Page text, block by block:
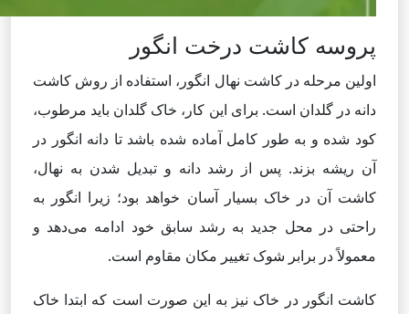
پروسه کاشت درخت انگور
اولین مرحله در کاشت نهال انگور، استفاده از روش کاشت
دانه در گلدان است. برای این کار، خاک گلدان باید مرطوب،
کود شده و به طور کامل آماده شده باشد تا دانه انگور در
آن ریشه بزند. پس از رشد دانه و تبدیل شدن به نهال،
کاشت آن در خاک بسیار آسان خواهد بود؛ زیرا انگور به
راحتی در محل جدید به رشد سابق خود ادامه می‌دهد و
معمولاً در برابر شوک تغییر مکان مقاوم است.
کاشت انگور در خاک نیز به این صورت است که ابتدا خاک